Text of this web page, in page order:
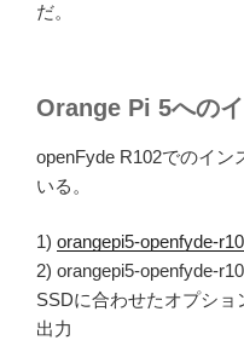
だ。
Orange Pi 5への
openFyde R102でのイン
いる。
1) orangepi5-openfyde-
2) orangepi5-openfyde-
SSDに合わせたオプシ
出力